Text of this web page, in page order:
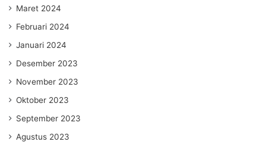
Maret 2024
Februari 2024
Januari 2024
Desember 2023
November 2023
Oktober 2023
September 2023
Agustus 2023